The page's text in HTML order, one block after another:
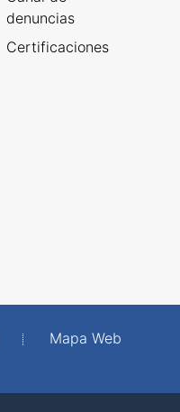
denuncias
Certificaciones
Mapa Web